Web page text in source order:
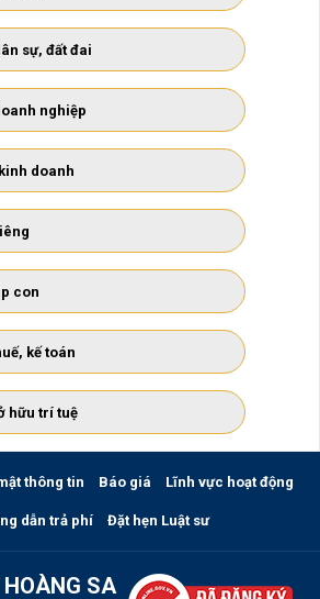
sự, đất đai
nghiệp
doanh
con
kế toán
hữu trí tuệ
thông tin Báo giá Lĩnh vực hoạt động
dẫn trả phí Đặt hẹn Luật sư
SA